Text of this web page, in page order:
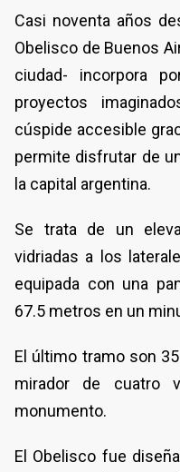
Casi noventa años
Obelisco de Buenos
ciudad- incorpora
proyectos
cúspide accesible
permite disfrutar de
la capital argentina.
Se trata de un
vidriadas a los
equipada con una
67.5 metros en un
El último tramo son
mirador de cuatro
monumento.
El Obelisco fue